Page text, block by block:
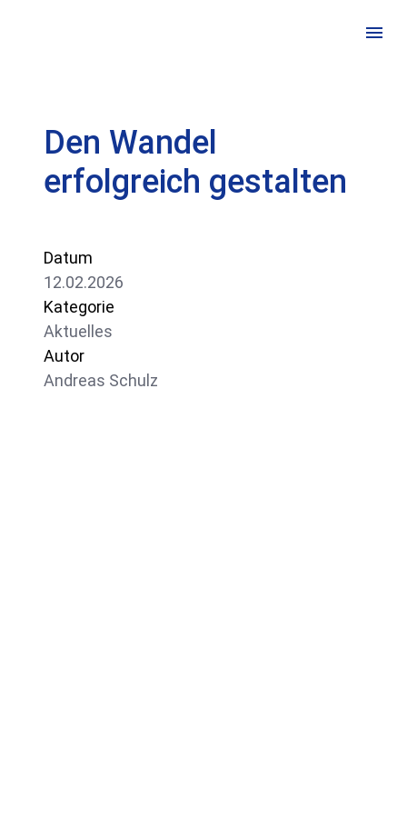
+ 49 211 138 666 06
Den Wandel
erfolgreich gestalten
Datum
12.02.2026
Kategorie
Aktuelles
Autor
Andreas Schulz